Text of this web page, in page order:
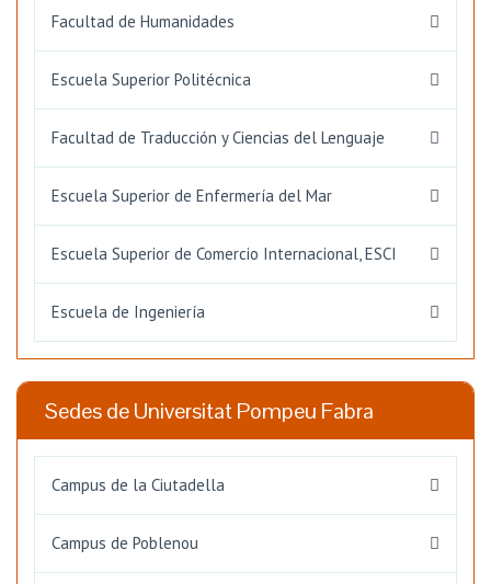
Facultad de Humanidades
Escuela Superior Politécnica
Facultad de Traducción y Ciencias del Lenguaje
Escuela Superior de Enfermería del Mar
Escuela Superior de Comercio Internacional, ESCI
Escuela de Ingeniería
Sedes de Universitat Pompeu Fabra
Campus de la Ciutadella
Campus de Poblenou